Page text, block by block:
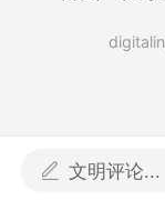
文明评论...